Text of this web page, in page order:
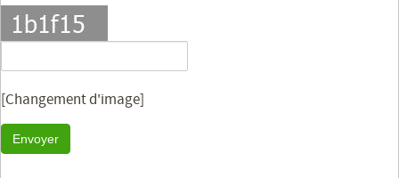
[Changement d'image]
Envoyer